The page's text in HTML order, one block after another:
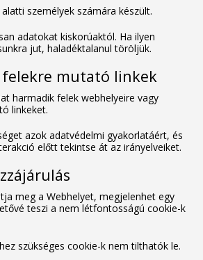
személyek számára készült.
adatokat kiskorúaktól. Ha ilyen
jut, haladéktalanul töröljük.
felekre mutató linkek
harmadik felek webhelyeire vagy
linkeket.
azok adatvédelmi gyakorlatáért, és
előtt tekintse át az irányelveiket.
meg a Webhelyet, megjelenhet egy
teszi a nem létfontosságú cookie-k
szükséges cookie-k nem tilthatók le.